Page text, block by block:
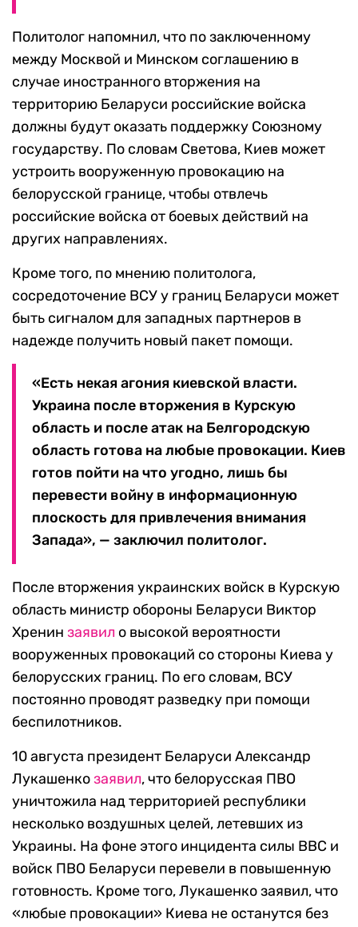
Политолог напомнил, что по заключенному
между Москвой и Минском соглашению в
случае иностранного вторжения на
территорию Беларуси российские войска
должны будут оказать поддержку Союзному
государству. По словам Светова, Киев может
устроить вооруженную провокацию на
белорусской границе, чтобы отвлечь
российские войска от боевых действий на
других направлениях.
Кроме того, по мнению политолога,
сосредоточение ВСУ у границ Беларуси может
быть сигналом для западных партнеров в
надежде получить новый пакет помощи.
«Есть некая агония киевской власти.
Украина после вторжения в Курскую
область и после атак на Белгородскую
область готова на любые провокации. Киев
готов пойти на что угодно, лишь бы
перевести войну в информационную
плоскость для привлечения внимания
Запада», — заключил политолог.
После вторжения украинских войск в Курскую
область министр обороны Беларуси Виктор
Хренин заявил о высокой вероятности
вооруженных провокаций со стороны Киева у
белорусских границ. По его словам, ВСУ
постоянно проводят разведку при помощи
беспилотников.
10 августа президент Беларуси Александр
Лукашенкозаявил, что белорусская ПВО
уничтожила над территорией республики
несколько воздушных целей, летевших из
Украины. На фоне этого инцидента силы ВВС и
войск ПВО Беларуси перевели в повышенную
готовность. Кроме того, Лукашенко заявил, что
«любые провокации» Киева не останутся без